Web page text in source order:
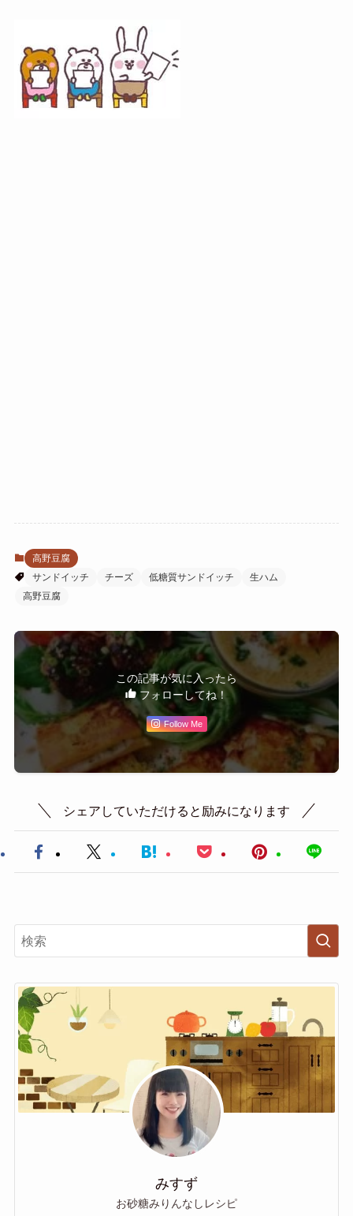
高野豆腐
サンドイッチ
チーズ 低糖質サンドイッチ
生ハム
高野豆腐
この記事が気に入ったら
フォローしてね！
Follow Me
シェアしていただけると励みになります
みすず
お砂糖みりんなしレシピ